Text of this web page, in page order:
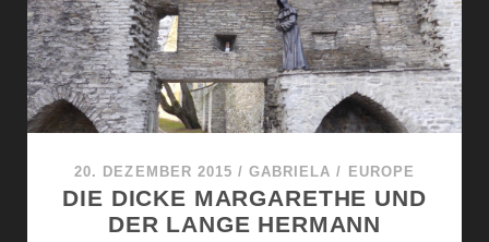
20. DEZEMBER 2015 /GABRIELA / EUROPE
DIE DICKE MARGARETHE UND
DER LANGE HERMANN